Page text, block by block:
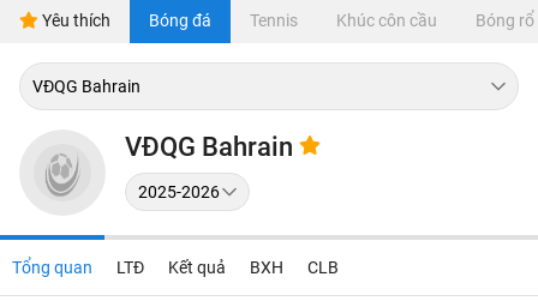
Yêu thích Bóng đá Tennis Khúc côn cầu Bóng rổ
VĐQG Bahrain
Tổng quan LTĐ Kết quả BXH CLB